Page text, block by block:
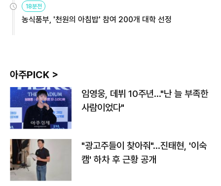
18분전
농식품부, '천원의 아침밥' 참여 200개 대학 선정
아주PICK >
임영웅, 데뷔 10주년…"난 늘 부족한
사람이었다"
"광고주들이 찾아줘"…진태현, '이숙
캠' 하차 후 근황 공개